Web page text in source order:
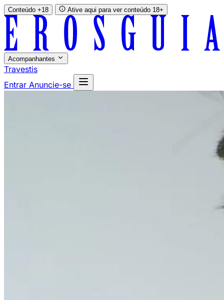
Conteúdo +18 Ative aqui para ver conteúdo 18+
Acompanhantes
Travestis
Entrar Anuncie-se